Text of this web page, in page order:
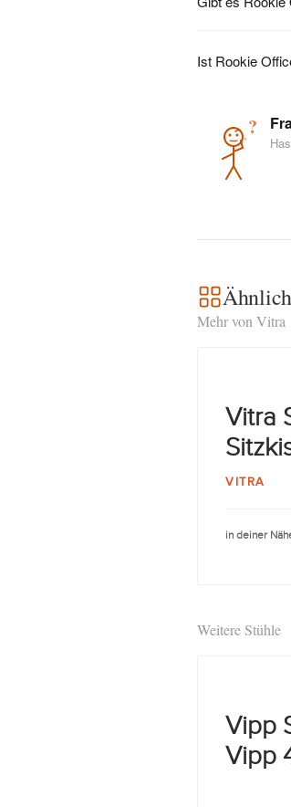
Ist Rookie
?
Mehr von Vitra
Vitra
VITRA
in deiner
Weitere Stühle
Vipp
Vipp